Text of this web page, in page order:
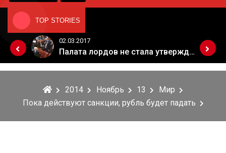
TOP STORIES
Когда Россия разрешит полеты в Грузию. Позиция Кремля
02.03.2017
Палата лордов не стала утверждать законопроект о "брексите"
2014 Ноябрь 13
Мир
Пока действуют санкции, рубль будет падать